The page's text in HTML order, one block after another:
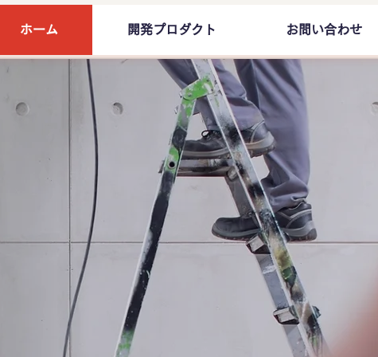
ホーム 開発プロダクト お問い合わせ